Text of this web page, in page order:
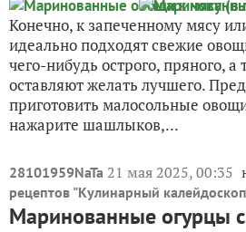
Конечно, к запеченному мясу
идеально подходят свежие
чего-нибудь острого, пряного,
оставляют желать лучшего.
приготовить малосольные
нажарите шашлыков,...
28101959NaTa 21 мая 2025, 00:35
рецептов "Кулинарный
Маринованные огурцы